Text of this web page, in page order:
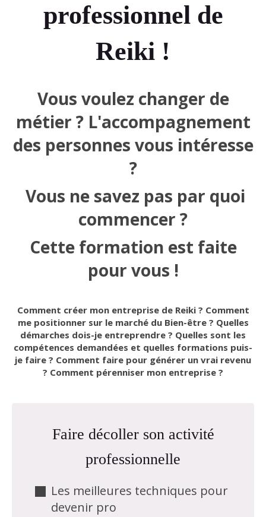
professionnel de
Reiki !
Vous voulez changer de
métier ? L'accompagnement
des personnes vous intéresse
?
Vous ne savez pas par quoi
commencer ?
Cette formation est faite
pour vous !
Comment créer mon entreprise de Reiki ? Comment
me positionner sur le marché du Bien-être ? Quelles
démarches dois-je entreprendre ? Quelles sont les
compétences demandées et quelles formations puis-
je faire ? Comment faire pour générer un vrai revenu
? Comment pérenniser mon entreprise ?
Faire décoller son activité
professionnelle
Les meilleures techniques pour
devenir pro